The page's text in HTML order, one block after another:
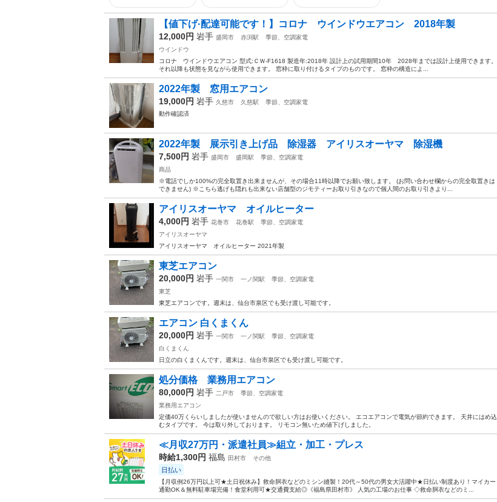
【値下げ·配達可能です！】コロナ ウインドウエアコン 2018年製
12,000円 岩手 盛岡市 赤渕駅
季節、空調家電
ウインドウ
コロナ ウインドウエアコン 型式:ＣＷ-F1618 製造年:2018年 設計上の試用期間10年 2028年までは設計上使用できます。
それ以降も状態を見ながら使用できます。 窓枠に取り付けるタイプのものです。 窓枠の構造によ...
2022年製 窓用エアコン
19,000円 岩手 久慈市 久慈駅
季節、空調家電
動作確認済
2022年製 展示引き上げ品 除湿器 アイリスオーヤマ 除湿機
7,500円 岩手 盛岡市 盛岡駅
季節、空調家電
商品
※電話でしか100%の完全取置き出来ませんが、その場合11時以降でお願い致します。 (お問い合わせ欄からの完全取置きは
できません) ※こちら逃げも隠れも出来ない店舗型のジモティーお取り引きなので個人間のお取り引きより...
アイリスオーヤマ オイルヒーター
4,000円 岩手 花巻市 花巻駅
季節、空調家電
アイリスオーヤマ
アイリスオーヤマ オイルヒーター 2021年製
東芝エアコン
20,000円 岩手 一関市 一ノ関駅
季節、空調家電
東芝
東芝エアコンです。週末は、仙台市泉区でも受け渡し可能です。
エアコン 白くまくん
20,000円 岩手 一関市 一ノ関駅
季節、空調家電
白くまくん
日立の白くまくんです。週末は、仙台市泉区でも受け渡し可能です。
処分価格 業務用エアコン
80,000円 岩手 二戸市
季節、空調家電
業務用エアコン
定価40万くらいしましたが使いませんので欲しい方はお使いください。 エコエアコンで電気が節約できます。 天井にはめ込
むタイプです。 今は取り外しております。 リモコン無いため値下げしました。
≪月収27万円・派遣社員≫組立・加工・プレス
時給1,300円 福島 田村市 その他
日払い
【月収例26万円以上可★土日祝休み】救命胴衣などのミシン縫製！20代～50代の男女大活躍中★日払い制度あり！マイカー
通勤OK＆無料駐車場完備！食堂利用可★交通費支給◎《福島県田村市》 人気の工場のお仕事 ◇救命胴衣などのミ...